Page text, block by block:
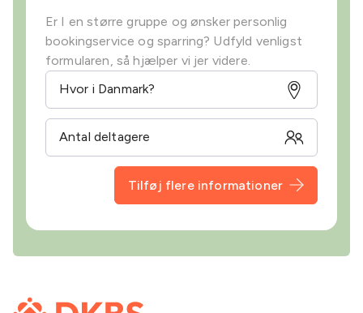
Er I en større gruppe og ønsker personlig
bookingservice og sparring? Udfyld venligst
formularen, så hjælper vi jer videre.
Tilføj flere informationer